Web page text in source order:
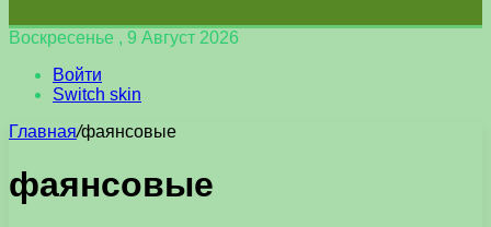
Воскресенье , 9 Август 2026
Войти
Switch skin
Главная/фаянсовые
фаянсовые